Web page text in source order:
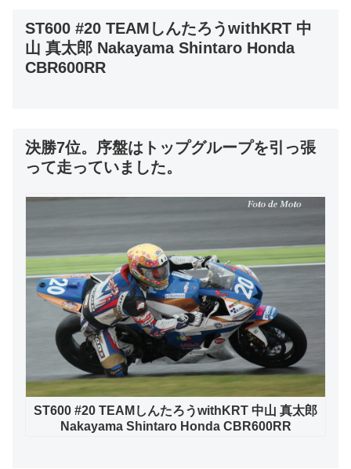
ST600 #20 TEAMしんたろうwithKRT 中
山 真太郎 Nakayama Shintaro Honda
CBR600RR
決勝7位。序盤はトップグループを引っ張
って走っていました。
ST600 #20 TEAMしんたろうwithKRT 中山 真太郎
Nakayama Shintaro Honda CBR600RR